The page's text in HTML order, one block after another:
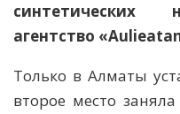
синтетических
агентство
Только в Алматы
второе место